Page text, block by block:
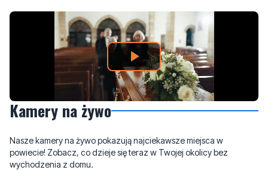
Kamery na żywo
Nasze kamery na żywo pokazują najciekawsze miejsca w
powiecie! Zobacz, co dzieje się teraz w Twojej okolicy bez
wychodzenia z domu.